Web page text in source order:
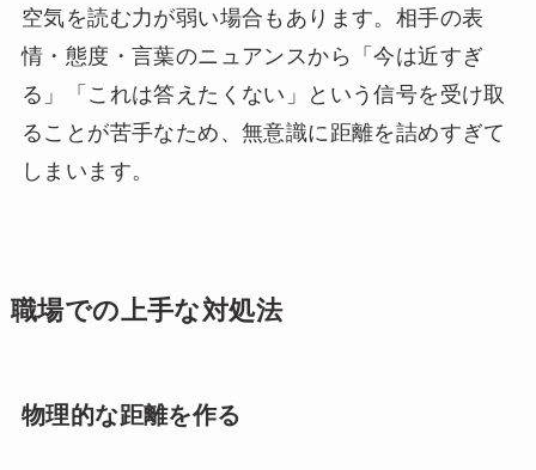
空気を読む力が弱い場合もあります。相手の表
情・態度・言葉のニュアンスから「今は近すぎ
る」「これは答えたくない」という信号を受け取
ることが苦手なため、無意識に距離を詰めすぎて
しまいます。
職場での上手な対処法
物理的な距離を作る